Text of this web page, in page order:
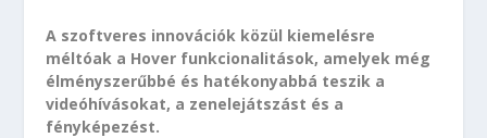
A szoftveres innovációk közül kiemelésre
méltóak a Hover funkcionalitások, amelyek még
élményszerűbbé és hatékonyabbá teszik a
videóhívásokat, a zenelejátszást és a
fényképezést.